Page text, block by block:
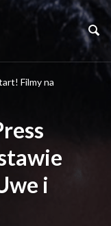
Filmy na
i